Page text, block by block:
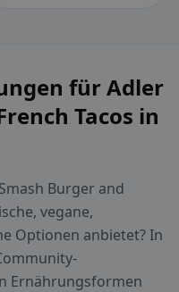
für Adler
Tacos in
Burger and
vegane,
Optionen anbietet? In
Ernährungsformen